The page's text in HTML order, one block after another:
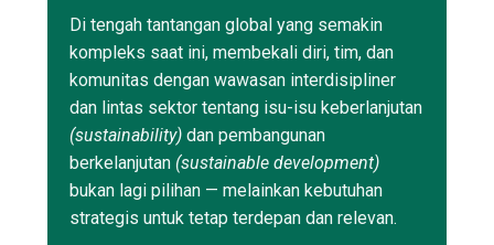
Di tengah tantangan global yang semakin
kompleks saat ini, membekali diri, tim, dan
komunitas dengan wawasan interdisipliner
dan lintas sektor tentang isu-isu keberlanjutan
(sustainability) dan pembangunan
berkelanjutan (sustainable development)
bukan lagi pilihan — melainkan kebutuhan
strategis untuk tetap terdepan dan relevan.